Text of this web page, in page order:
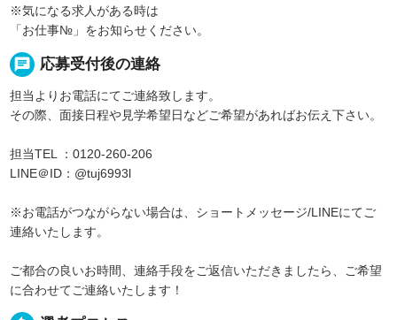
※気になる求人がある時は
「お仕事№」をお知らせください。
chat 応募受付後の連絡
担当よりお電話にてご連絡致します。
その際、面接日程や見学希望日などご希望があればお伝え下さい。
担当TEL ：0120-260-206
LINE＠ID：@tuj6993l
※お電話がつながらない場合は、ショートメッセージ/LINEにてご
連絡いたします。
ご都合の良いお時間、連絡手段をご返信いただきましたら、ご希望
に合わせてご連絡いたします！